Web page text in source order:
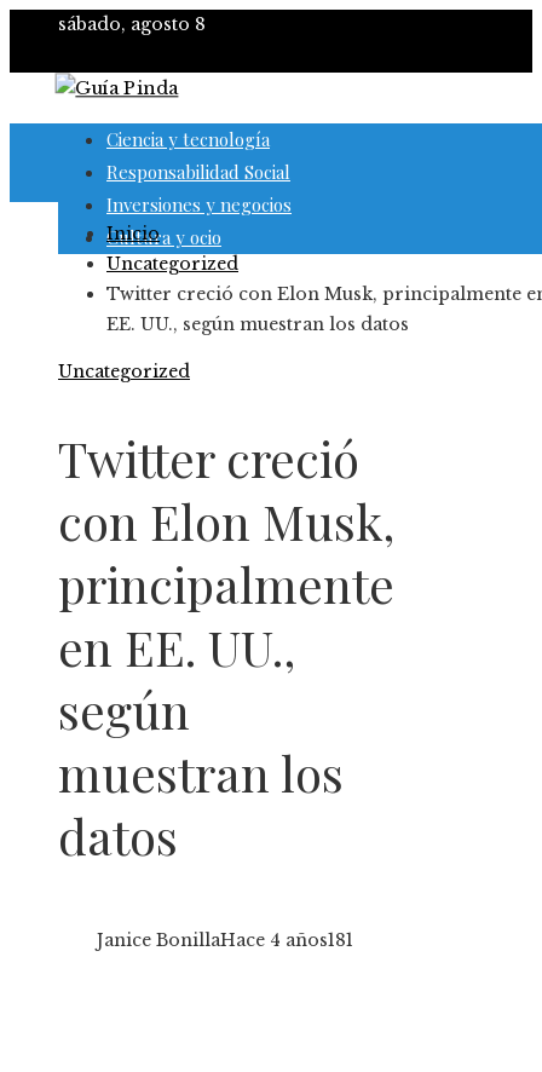
sábado, agosto 8
Ciencia y tecnología
Responsabilidad Social
Inversiones y negocios
Cultura y ocio
Inicio
Uncategorized
Twitter creció con Elon Musk, principalmente
EE. UU., según muestran los datos
Uncategorized
Twitter creció
con Elon Musk,
principalmente
en EE. UU.,
según
muestran los
datos
Janice BonillaHace 4 años181